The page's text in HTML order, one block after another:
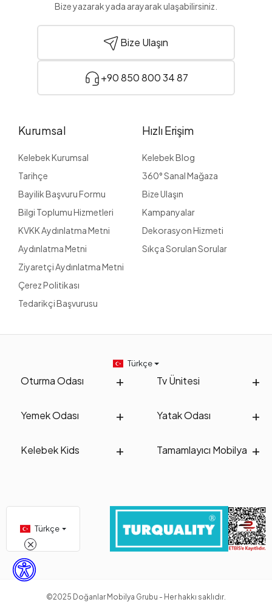
Bize yazarak yada arayarak ulaşabilirsiniz.
Bize Ulaşın
+90 850 800 34 87
Kurumsal
Kelebek Kurumsal
Tarihçe
Bayilik Başvuru Formu
Bilgi Toplumu Hizmetleri
KVKK Aydınlatma Metni
Aydınlatma Metni
Ziyaretçi Aydınlatma Metni
Çerez Politikası
Tedarikçi Başvurusu
Hızlı Erişim
Kelebek Blog
360° Sanal Mağaza
Bize Ulaşın
Kampanyalar
Dekorasyon Hizmeti
Sıkça Sorulan Sorular
Oturma Odası Tv Ünitesi
Yemek Odası Yatak Odası
Kelebek Kids Tamamlayıcı Mobilya
Türkçe
Türkçe
©2025 Doğanlar Mobilya Grubu - Her hakkı saklıdır.